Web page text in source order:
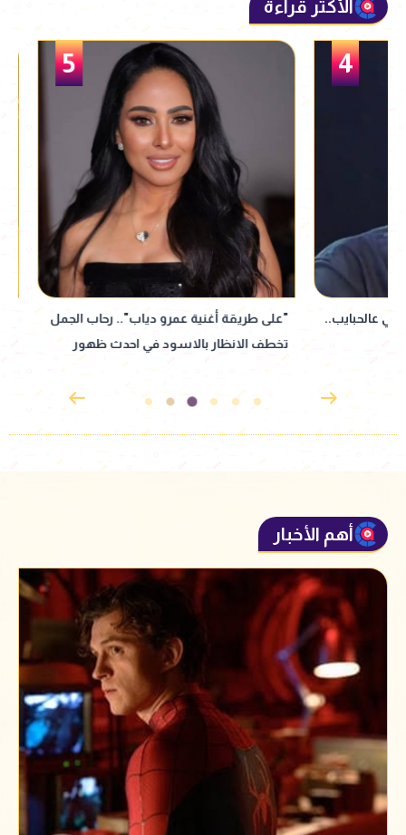
الأكثر قراءة
5
"على طريقة أغنية عمرو دياب".. رحاب الجمل
تخطف الانظار بالاسود في احدث ظهور
طارق لطفي
بتصويت الجمهور
أهم الأخبار